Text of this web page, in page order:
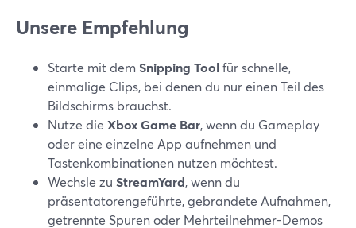
Unsere Empfehlung
Starte mit dem Snipping Toolfür schnelle,
einmalige Clips, bei denen du nur einen Teil des
Bildschirms brauchst.
Nutze die Xbox Game Bar, wenn du Gameplay
oder eine einzelne App aufnehmen und
Tastenkombinationen nutzen möchtest.
Wechsle zu StreamYard, wenn du
präsentatorengeführte, gebrandete Aufnahmen,
getrennte Spuren oder Mehrteilnehmer-Demos